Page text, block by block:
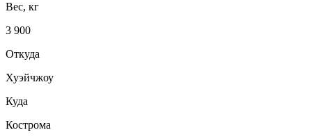
Вес, кг
3 900
Откуда
Хуэйчжоу
Куда
Кострома